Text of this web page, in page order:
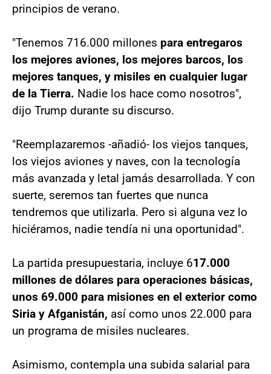
principios de verano.
"Tenemos 716.000 millones para entregaros
los mejores aviones, los mejores barcos, los
mejores tanques, y misiles en cualquier lugar
de la Tierra. Nadie los hace como nosotros",
dijo Trump durante su discurso.
"Reemplazaremos -añadió- los viejos tanques,
los viejos aviones y naves, con la tecnología
más avanzada y letal jamás desarrollada. Y con
suerte, seremos tan fuertes que nunca
tendremos que utilizarla. Pero si alguna vez lo
hiciéramos, nadie tendía ni una oportunidad".
La partida presupuestaria, incluye 617.000
millones de dólares para operaciones básicas,
unos 69.000 para misiones en el exterior como
Siria y Afganistán, así como unos 22.000 para
un programa de misiles nucleares.
Asimismo, contempla una subida salarial para